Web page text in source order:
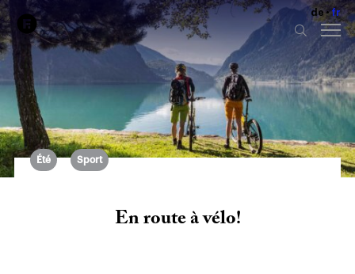
de fr
Été Sport
En route à vélo!